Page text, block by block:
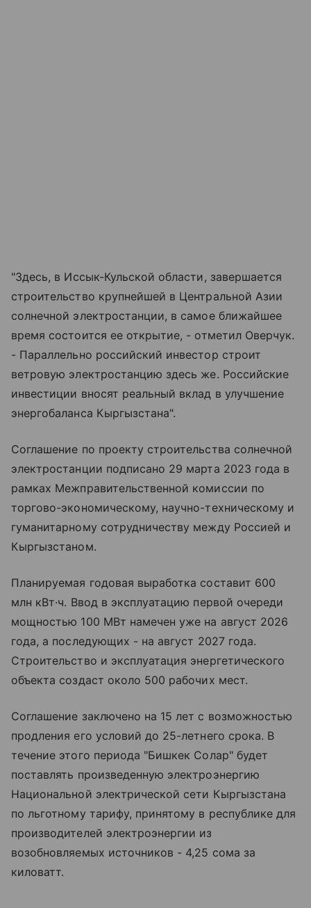
"Здесь, в Иссык-Кульской области, завершается
строительство крупнейшей в Центральной Азии
солнечной электростанции, в самое ближайшее
время состоится ее открытие, - отметил Оверчук.
- Параллельно российский инвестор строит
ветровую электростанцию здесь же. Российские
инвестиции вносят реальный вклад в улучшение
энергобаланса Кыргызстана".
Соглашение по проекту строительства солнечной
электростанции подписано 29 марта 2023 года в
рамках Межправительственной комиссии по
торгово-экономическому, научно-техническому и
гуманитарному сотрудничеству между Россией и
Кыргызстаном.
Планируемая годовая выработка составит 600
млн кВт·ч. Ввод в эксплуатацию первой очереди
мощностью 100 МВт намечен уже на август 2026
года, а последующих - на август 2027 года.
Строительство и эксплуатация энергетического
объекта создаст около 500 рабочих мест.
Соглашение заключено на 15 лет с возможностью
продления его условий до 25-летнего срока. В
течение этого периода "Бишкек Солар" будет
поставлять произведенную электроэнергию
Национальной электрической сети Кыргызстана
по льготному тарифу, принятому в республике для
производителей электроэнергии из
возобновляемых источников - 4,25 сома за
киловатт.